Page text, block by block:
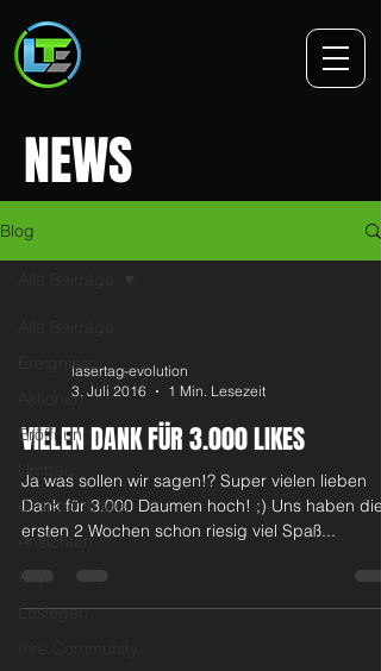
NEWS
Blog
Ereignisse
Aktionen
Eröffnung
Umbau
Gruppenbilder
Ansichten
Infos
Loslegen
lasertag-evolution
3. Juli 2016
1 Min. Lesezeit
VIELEN DANK FÜR 3.000 LIKES
Ja was sollen wir sagen!? Super vielen lieben
Dank für 3.000 Daumen hoch! ;) Uns haben die
ersten 2 Wochen schon riesig viel Spaß...